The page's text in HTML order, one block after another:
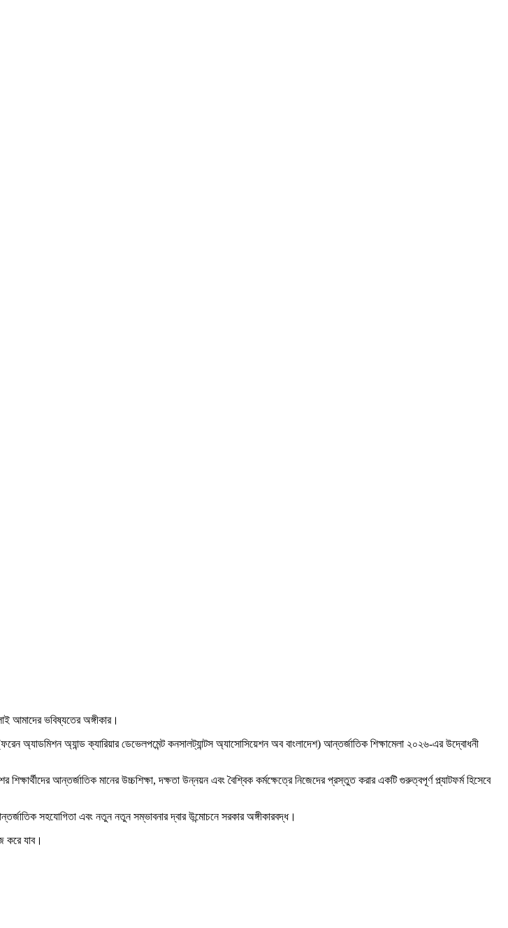
আমাদের ভবিষ্যতের অঙ্গীকার।
অ্যান্ড ক্যারিয়ার ডেভেলপমেন্ট কনসালট্যান্টস অ্যাসোসিয়েশন অব বাংলাদেশ) আন্তর্জাতিক শিক্ষামেলা ২০২৬-এর উদ্বোধনী
আন্তর্জাতিক মানের উচ্চশিক্ষা, দক্ষতা উন্নয়ন এবং বৈশ্বিক কর্মক্ষেত্রে নিজেদের প্রস্তুত করার একটি গুরুত্বপূর্ণ প্ল্যাটফর্ম হিসেবে
সহযোগিতা এবং নতুন নতুন সম্ভাবনার দ্বার উন্মোচনে সরকার অঙ্গীকারবদ্ধ।
করে যাব।